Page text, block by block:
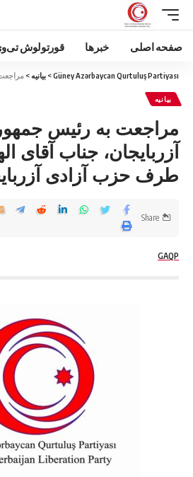
صفحه اصلی خبرها قورتولوش
Güney Azərbaycan Qurtuluş Partiyası
> بیانیه>
بیانیه
مراجعت به رئیس
آزربایجان، جناب آقای
طرف حزب آزادی
GAQP
Share